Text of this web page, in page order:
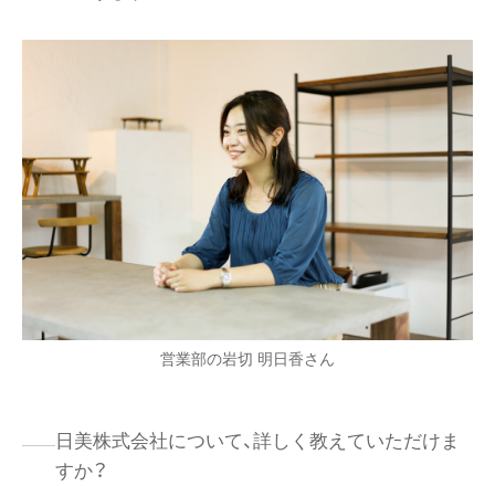
営業部の岩切 明日香さん
日美株式会社について、詳しく教えていただけま
すか？